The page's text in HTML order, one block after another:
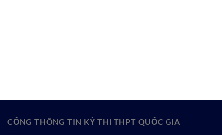
CỔNG THÔNG TIN KỲ THI THPT QUỐC GIA